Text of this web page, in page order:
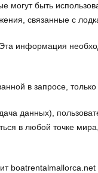
могут быть
связанные с
информация
в запросе,
данных),
в любой точке